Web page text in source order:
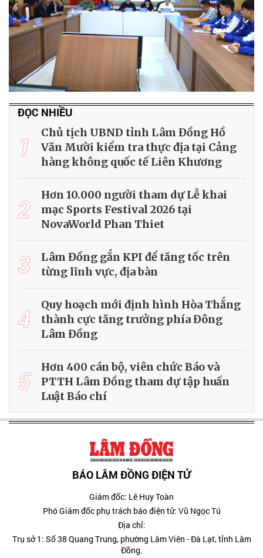
ĐỌC NHIỀU
1
Chủ tịch UBND tỉnh Lâm Đồng Hồ
Văn Mười kiểm tra thực địa tại Cảng
hàng không quốc tế Liên Khương
2
Hơn 10.000 người tham dự Lễ khai
mạc Sports Festival 2026 tại
NovaWorld Phan Thiet
3
Lâm Đồng gắn KPI để tăng tốc trên
từng lĩnh vực, địa bàn
4
Quy hoạch mới định hình Hòa Thắng
thành cực tăng trưởng phía Đông
Lâm Đồng
5
Hơn 400 cán bộ, viên chức Báo và
PTTH Lâm Đồng tham dự tập huấn
Luật Báo chí
BÁO LÂM ĐỒNG ĐIỆN TỬ
Giám đốc: Lê Huy Toàn
Phó Giám đốc phụ trách báo điện tử: Vũ Ngọc Tú
Địa chỉ:
Trụ sở 1: Số 38 Quang Trung, phường Lâm Viên - Đà Lạt, tỉnh Lâm
Đồng.